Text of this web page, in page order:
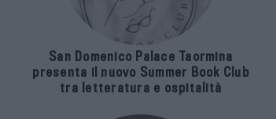
San Domenico Palace Taormina
presenta il nuovo Summer Book Club
tra letteratura e ospitalità